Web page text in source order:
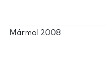
Mármol 2008